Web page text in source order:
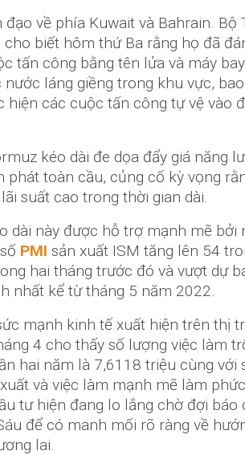
về phía Kuwait và Bahrain. Bộ
cho biết hôm thứ Ba rằng họ đã
tấn công bằng tên lửa và máy
láng giềng trong khu vực,
hiện các cuộc tấn công tự vệ vào
kéo dài đe dọa đẩy giá năng
phát toàn cầu, củng cố kỳ vọng
suất cao trong thời gian dài.
dài này được hỗ trợ mạnh mẽ bởi
PMI sản xuất ISM tăng lên 54
hai tháng trước đó và vượt dự
nhất kể từ tháng 5 năm 2022.
mạnh kinh tế xuất hiện trên thị
4 cho thấy số lượng việc làm
hai năm là 7,6118 triệu cùng với
và việc làm mạnh mẽ làm
tư hiện đang lo lắng chờ đợi báo
để có manh mối rõ ràng về
lai.